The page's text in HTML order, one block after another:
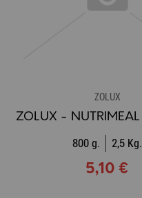
ZOLUX
800 g. 2,5 Kg.
5,10 €